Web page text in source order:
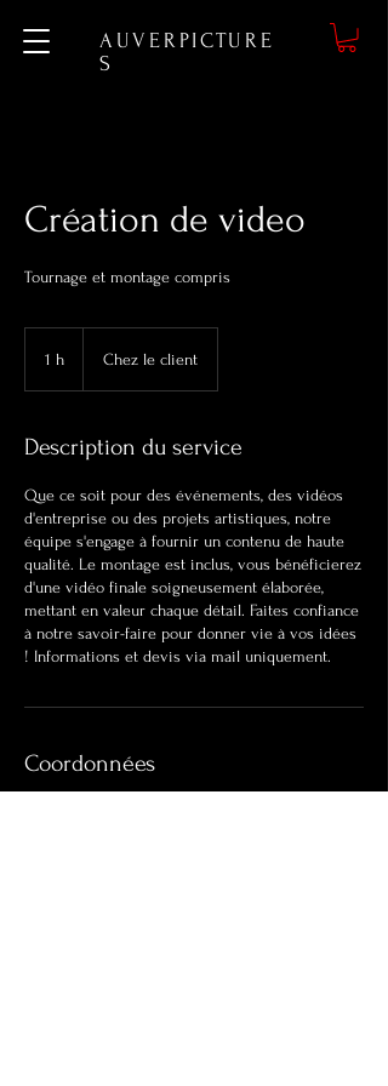
AUVERPICTURE
S
Création de video
Tournage et montage compris
1 h Chez le client
Description du service
Que ce soit pour des événements, des vidéos
d'entreprise ou des projets artistiques, notre
équipe s'engage à fournir un contenu de haute
qualité. Le montage est inclus, vous bénéficierez
d'une vidéo finale soigneusement élaborée,
mettant en valeur chaque détail. Faites confiance
à notre savoir-faire pour donner vie à vos idées
! Informations et devis via mail uniquement.
Coordonnées